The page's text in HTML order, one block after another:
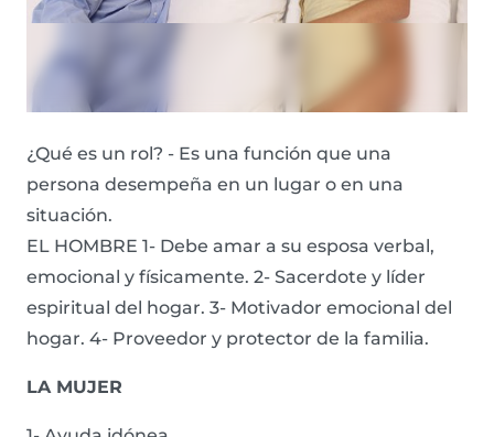
¿Qué es un rol? - Es una función que una
persona desempeña en un lugar o en una
situación.
EL HOMBRE 1- Debe amar a su esposa verbal,
emocional y físicamente. 2- Sacerdote y líder
espiritual del hogar. 3- Motivador emocional del
hogar. 4- Proveedor y protector de la familia.
LA MUJER